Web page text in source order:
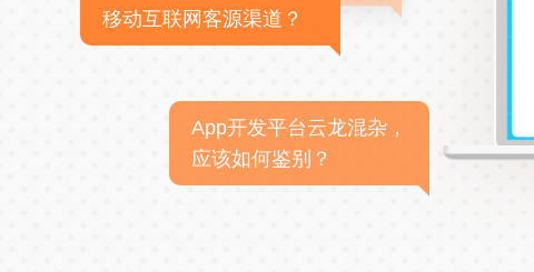
移动互联网客源渠道？
App开发平台云龙混杂，
应该如何鉴别？